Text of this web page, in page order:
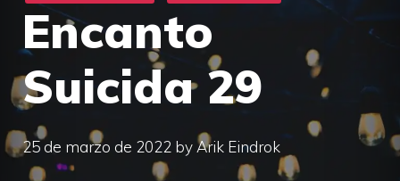
Encanto
Suicida 29
25 de marzo de 2022 by Arik Eindrok